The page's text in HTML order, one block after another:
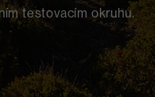
testovacím okruhu.